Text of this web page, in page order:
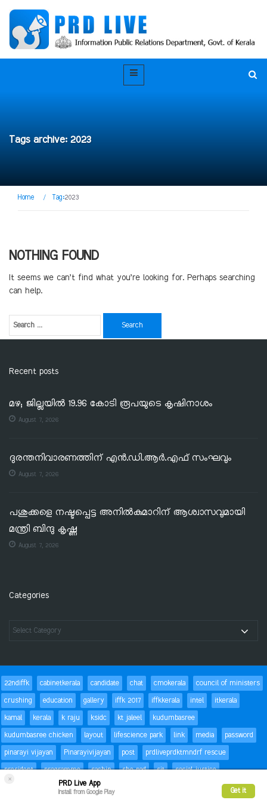
×
PRD Live App
Install from Google Play Get it
Tags archive: 2023
Home / Tag:2023
NOTHING FOUND
It seems we can’t find what you’re looking for. Perhaps searching
can help.
Recent posts
മഴ; ജില്ലയില്‍ 19.96 കോടി രൂപയുടെ കൃഷിനാശം
August 7, 2026
ദുരന്തനിവാരണത്തിന് എൻ.ഡി.ആർ.എഫ് സംഘവും
August 7, 2026
പശുക്കളെ നഷ്ടപ്പെട്ട അനിൽകുമാറിന് ആശ്വാസവുമായി
മന്ത്രി ബിന്ദു കൃഷ്ണ
August 7, 2026
Categories
22ndiffk cabinetkerala candidate chat cmokerala
council of ministers
crushing
education gallery iffk 2017 iffkkerala intel
itkerala
kamal
kerala k raju ksidc kt jaleel
kudumbasree
kudumbasree chicken
layout lifescience park link media
password
pinarayi vijayan
Pinarayivijayan post
prdliveprdktmndrf rescue
president
programme sachin she pad sit
social justice
status Success
trackbacks